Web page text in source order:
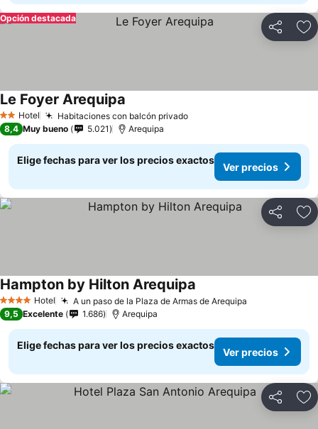
Compartir
Opción destacada
2 Estrellas
Hotel Habitaciones con balcón privado
Le Foyer Arequipa
8,4 Muy bueno 5.021 Arequipa
Elige fechas para ver los precios exactos
Ver precios
Compartir
4 EstrellasHotel A un paso de la Plaza de Armas de Arequipa
Hampton by Hilton Arequipa
9,5 Excelente 1.686 Arequipa
Elige fechas para ver los precios exactos
Ver precios
Compartir